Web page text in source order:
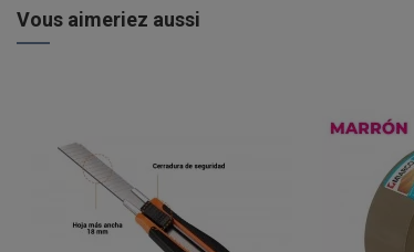
Vous aimeriez aussi